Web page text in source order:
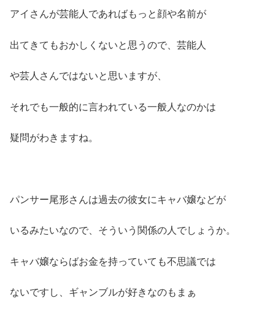
アイさんが芸能人であればもっと顔や名前が
出てきてもおかしくないと思うので、芸能人
や芸人さんではないと思いますが、
それでも一般的に言われている一般人なのかは
疑問がわきますね。
パンサー尾形さんは過去の彼女にキャバ嬢などが
いるみたいなので、そういう関係の人でしょうか。
キャバ嬢ならばお金を持っていても不思議では
ないですし、ギャンブルが好きなのもまぁ